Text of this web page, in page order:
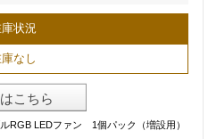
状況
なし
こちら
RGB LEDファン 1個パック（増設用）